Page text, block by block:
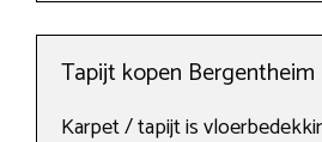
Tapijt kopen Bergentheim
Karpet / tapijt is